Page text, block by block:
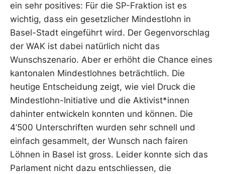
ein sehr positives: Für die SP-Fraktion ist es
wichtig, dass ein gesetzlicher Mindestlohn in
Basel-Stadt eingeführt wird. Der Gegenvorschlag
der WAK ist dabei natürlich nicht das
Wunschszenario. Aber er erhöht die Chance eines
kantonalen Mindestlohnes beträchtlich. Die
heutige Entscheidung zeigt, wie viel Druck die
Mindestlohn-Initiative und die Aktivist*innen
dahinter entwickeln konnten und können. Die
4’500 Unterschriften wurden sehr schnell und
einfach gesammelt, der Wunsch nach fairen
Löhnen in Basel ist gross. Leider konnte sich das
Parlament nicht dazu entschliessen, die